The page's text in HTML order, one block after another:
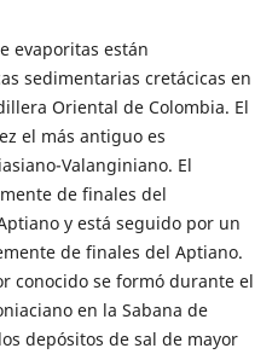
evaporitas están
sedimentarias cretácicas en
Oriental de Colombia. El
el más antiguo es
Valanginiano. El
de finales del
y está seguido por un
de finales del Aptiano.
conocido se formó durante el
en la Sabana de
depósitos de sal de mayor